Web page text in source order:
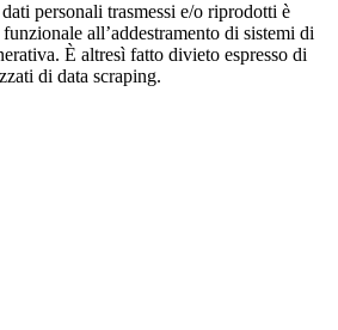
personali trasmessi e/o riprodotti è
all’addestramento di sistemi di
È altresì fatto divieto espresso di
di data scraping.